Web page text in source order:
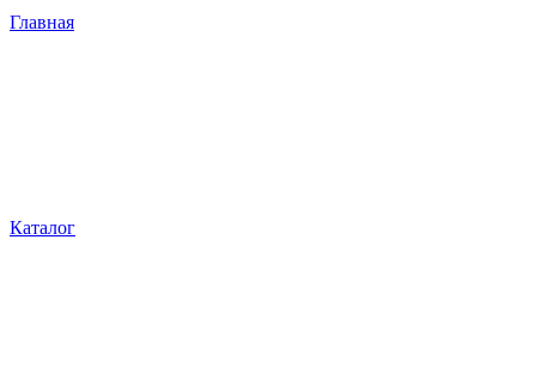
Главная
Каталог